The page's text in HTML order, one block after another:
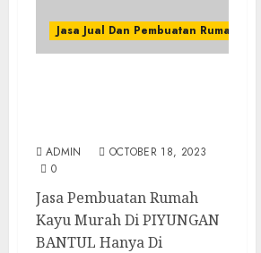
Jasa Jual Dan Pembuatan Rumah Kayu
ADMIN
OCTOBER 18, 2023
0
Jasa Pembuatan Rumah
Kayu Murah Di PIYUNGAN
BANTUL Hanya Di